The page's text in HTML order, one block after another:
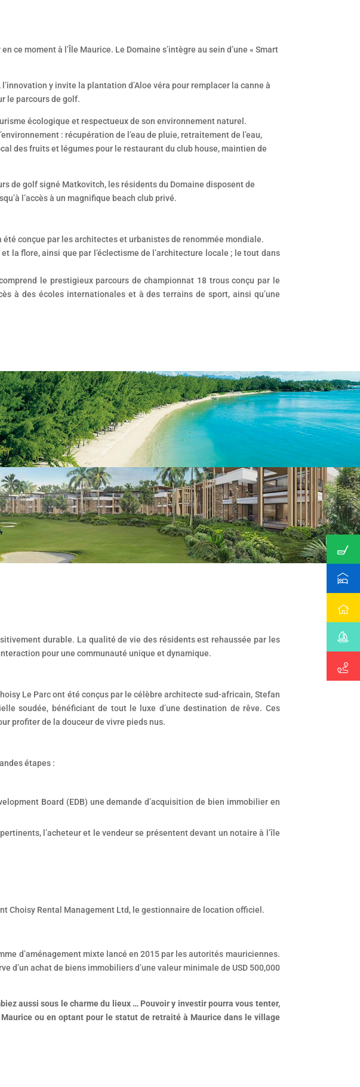
ce moment à l’Île Maurice. Le Domaine s’intègre au sein d’une « Smart
y invite la plantation d’Aloe véra pour remplacer la canne à
le parcours de golf.
écologique et respectueux de son environnement naturel.
: récupération de l’eau de pluie, retraitement de l’eau,
des fruits et légumes pour le restaurant du club house, maintien de
de golf signé Matkovitch, les résidents du Domaine disposent de
l’accès à un magnifique beach club privé.
conçue par les architectes et urbanistes de renommée mondiale.
la flore, ainsi que par l’éclectisme de l’architecture locale ; le tout dans
le prestigieux parcours de championnat 18 trous conçu par le
à des écoles internationales et à des terrains de sport, ainsi qu’une
durable. La qualité de vie des résidents est rehaussée par les
pour une communauté unique et dynamique.
Le Parc ont été conçus par le célèbre architecte sud-africain, Stefan
soudée, bénéficiant de tout le luxe d’une destination de rêve. Ces
profiter de la douceur de vivre pieds nus.
étapes :
Board (EDB) une demande d’acquisition de bien immobilier en
l’acheteur et le vendeur se présentent devant un notaire à l’île
Choisy Rental Management Ltd, le gestionnaire de location officiel.
d’aménagement mixte lancé en 2015 par les autorités mauriciennes.
d’un achat de biens immobiliers d’une valeur minimale de USD 500,000
aussi sous le charme du lieux … Pouvoir y investir pourra vous tenter,
ou en optant pour le statut de retraité à Maurice dans le village